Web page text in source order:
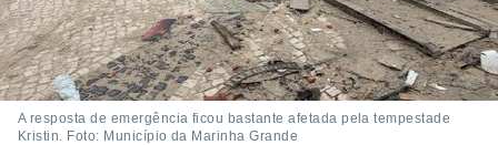
A resposta de emergência ficou bastante afetada pela tempestade
Kristin. Foto: Município da Marinha Grande